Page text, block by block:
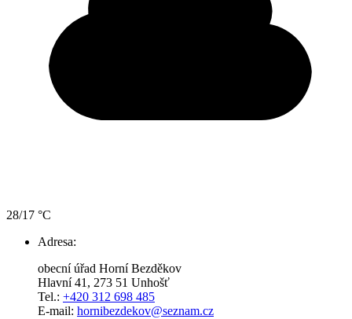
28/17 °C
Adresa:
obecní úřad Horní Bezděkov
Hlavní 41, 273 51 Unhošť
Tel.: +420 312 698 485
E-mail: hornibezdekov@seznam.cz